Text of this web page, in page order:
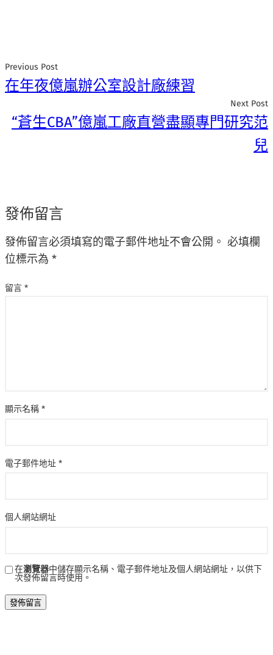
Previous Post
在年夜億嵐辦公室設計廠練習
Next Post
“蒼生CBA”億嵐工廠直營盡顯專門研究范
兒
發佈留言
發佈留言必須填寫的電子郵件地址不會公開。 必填欄
位標示為 *
留言 *
顯示名稱 *
電子郵件地址 *
個人網站網址
在瀏覽器中儲存顯示名稱、電子郵件地址及個人網站網址，以供下
次發佈留言時使用。